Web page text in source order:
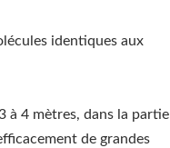
identiques aux
à 4 mètres, dans la partie
de grandes